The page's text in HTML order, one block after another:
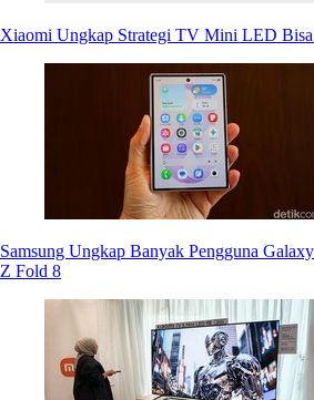
Xiaomi Ungkap Strategi TV Mini LED
Samsung Ungkap Banyak Pengguna
Z Fold 8